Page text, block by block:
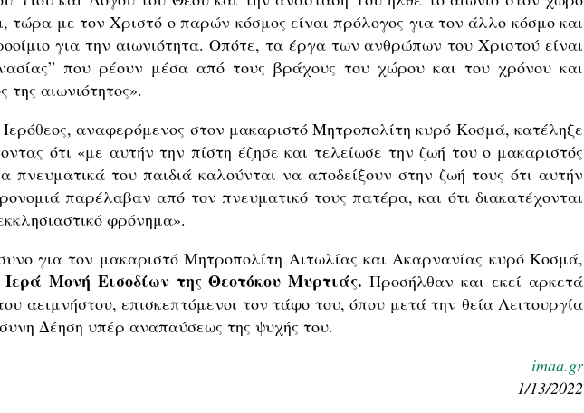
τώρα με τον Χριστό ο παρών κόσμος είναι πρόλογος για τον άλλο κόσμο και
για την αιωνιότητα. Οπότε, τα έργα των ανθρώπων του Χριστού είναι
που ρέουν μέσα από τους βράχους του χώρου και του χρόνου και
αιωνιότητος».
αναφερόμενος στον μακαριστό Μητροπολίτη κυρό Κοσμά, κατέληξε
ότι «με αυτήν την πίστη έζησε και τελείωσε την ζωή του ο μακαριστός
πνευματικά του παιδιά καλούνται να αποδείξουν στην ζωή τους ότι αυτήν
παρέλαβαν από τον πνευματικό τους πατέρα, και ότι διακατέχονται
φρόνημα».
για τον μακαριστό Μητροπολίτη Αιτωλίας και Ακαρνανίας κυρό Κοσμά,
Ιερά Μονή Εισοδίων της Θεοτόκου Μυρτιάς. Προσήλθαν και εκεί αρκετά
αειμνήστου, επισκεπτόμενοι τον τάφο του, όπου μετά την θεία Λειτουργία
Δέηση υπέρ αναπαύσεως της ψυχής του.
imaa.gr
1/13/2022